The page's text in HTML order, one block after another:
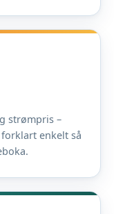
strømpris –
enkelt så